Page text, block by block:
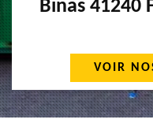
Binas 41240
VOIR